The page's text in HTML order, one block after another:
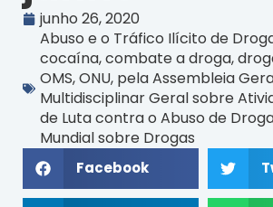
junho 26, 2020
Abuso e o Tráfico Ilícito de
cocaína,combate a droga,
OMS,ONU, pela Assembleia
Multidisciplinar Geral sobre
de Luta contra o Abuso de
Mundial sobre Drogas
Facebook